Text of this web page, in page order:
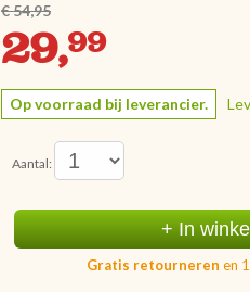
€ 54,95
29,99
Op voorraad bij leverancier.
Aantal:
+ In
Gratis retourneren en